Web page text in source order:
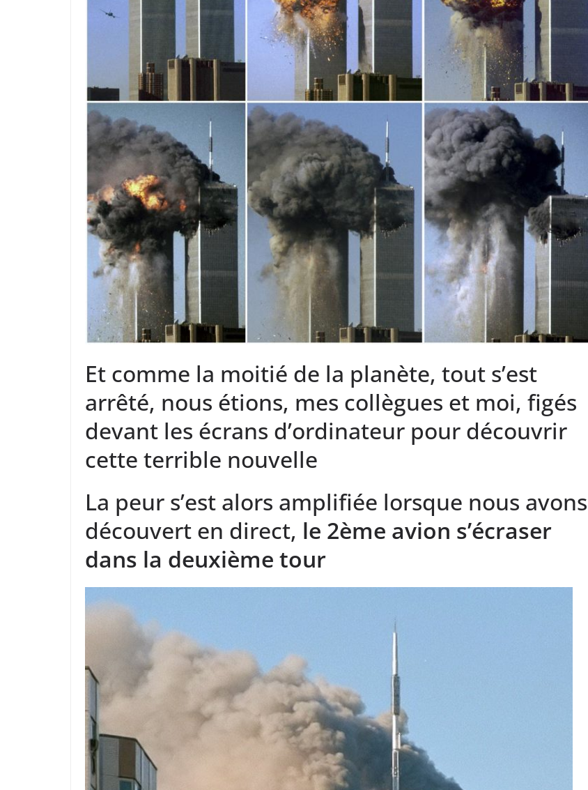
Et comme la moitié de la planète, tout s’est
arrêté, nous étions, mes collègues et moi, figés
devant les écrans d’ordinateur pour découvrir
cette terrible nouvelle
La peur s’est alors amplifiée lorsque nous avons
découvert en direct, le 2ème avion s’écraser
dans la deuxième tour